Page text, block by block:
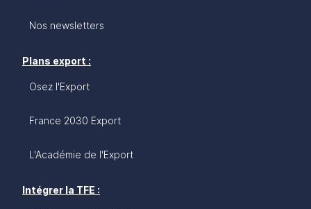
Nos newsletters
Plans export :
Osez l'Export
France 2030 Export
L'Académie de l'Export
Intégrer la TFE :